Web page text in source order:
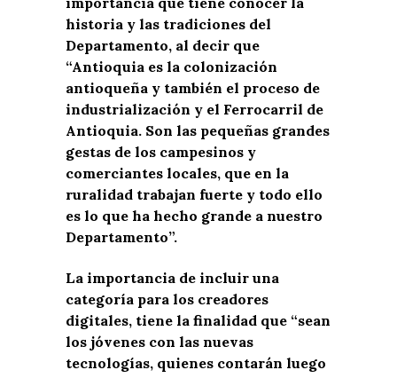
historia y las tradiciones del
Departamento, al decir que
“Antioquia es la colonización
antioqueña y también el proceso de
industrialización y el Ferrocarril de
Antioquia. Son las pequeñas grandes
gestas de los campesinos y
comerciantes locales, que en la
ruralidad trabajan fuerte y todo ello
es lo que ha hecho grande a nuestro
Departamento”.
La importancia de incluir una
categoría para los creadores
digitales, tiene la finalidad que “sean
los jóvenes con las nuevas
tecnologías, quienes contarán luego